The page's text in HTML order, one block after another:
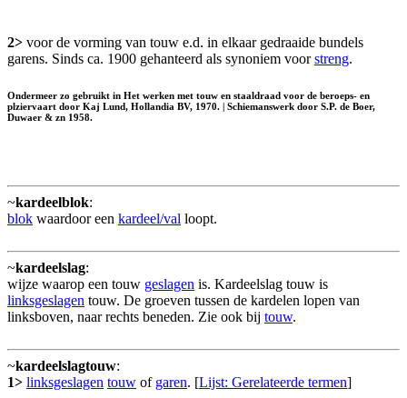
2> voor de vorming van touw e.d. in elkaar gedraaide bundels
garens. Sinds ca. 1900 gehanteerd als synoniem voorstreng.
Ondermeer zo gebruikt in Het werken met touw en staaldraad voor de beroeps- en
plziervaart door Kaj Lund, Hollandia BV, 1970. | Schiemanswerk door S.P. de Boer,
Duwaer & zn 1958.
~kardeelblok:
blok waardoor een kardeel/val loopt.
~kardeelslag:
wijze waarop een touw geslagen is. Kardeelslag touw is
linksgeslagen touw. De groeven tussen de kardelen lopen van
linksboven, naar rechts beneden. Zie ook bij touw.
~kardeelslagtouw:
1> linksgeslagen touw of garen. [Lijst: Gerelateerde termen]